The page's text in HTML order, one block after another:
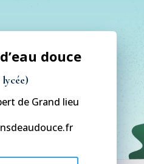
douce
de Grand lieu